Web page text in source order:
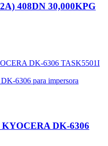
408DN 30,000KPG
DK-6306